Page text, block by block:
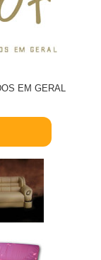
EM GERAL